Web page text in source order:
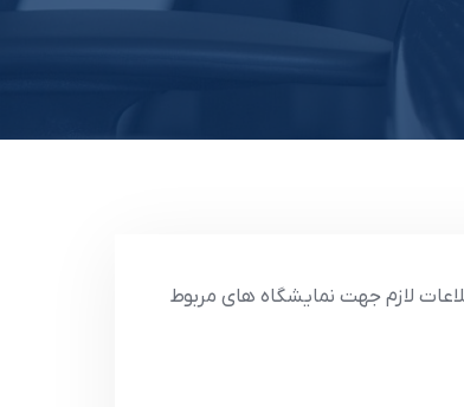
لازم جهت نمايشگاه هاي مربوط